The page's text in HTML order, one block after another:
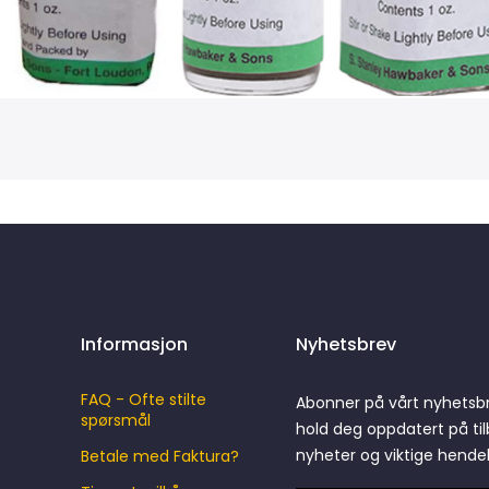
Informasjon
FAQ - Ofte stilte
spørsmål
Betale med Faktura?
Nyhetsbrev
Abonner på vårt
hold deg oppdatert på
nyheter og viktige